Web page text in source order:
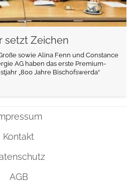
setzt Zeichen
sowie Alina Fenn und Constance
AG haben das erste Premium-
„800 Jahre Bischofswerda“
Kontakt
AGB